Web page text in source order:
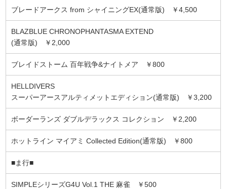
ブレードアークス from シャイニングEX(通常版) ￥4,500
BLAZBLUE CHRONOPHANTASMA EXTEND
(通常版) ￥2,000
ブレイドストーム 百年戦争&ナイトメア ￥800
HELLDIVERS
スーパーアースアルティメットエディション(通常版) ￥3,200
ボーダーランズ ダブルデラックス コレクション ￥2,200
ホットライン マイアミ Collected Edition(通常版) ￥800
■ま行■
SIMPLEシリーズG4U Vol.1 THE 麻雀 ￥500